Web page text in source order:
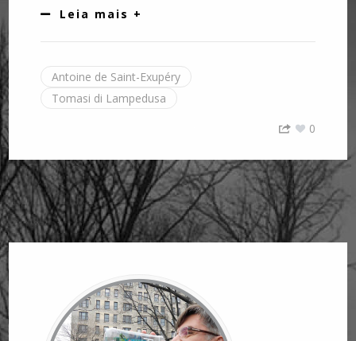
Leia mais +
Antoine de Saint-Exupéry
Tomasi di Lampedusa
0